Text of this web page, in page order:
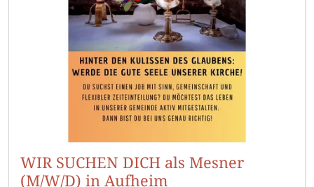
WIR SUCHEN DICH als Mesner
(M/W/D) in Aufheim